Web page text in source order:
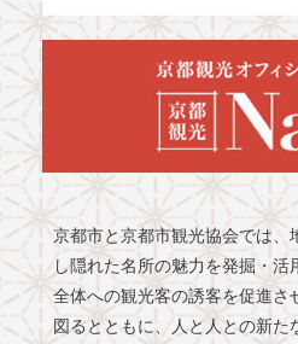
京都市と京都市観光協会では、
し隠れた名所の魅力を発掘・
全体への観光客の誘客を促進さ
図るとともに、人と人との新た